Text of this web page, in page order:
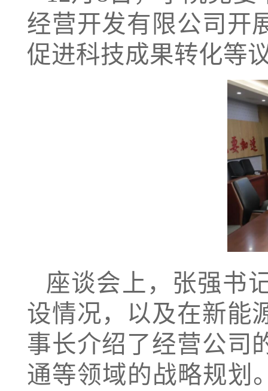
经营开发有限公司开
促进科技成果转化等
座谈会上，张强书
设情况，以及在新能
事长介绍了经营公司
通等领域的战略规划